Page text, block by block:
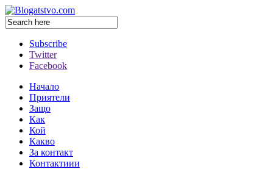
Subscribe
Twitter
Facebook
Начало
Приятели
Защо
Как
Кой
Какво
За контакт
Контактиии